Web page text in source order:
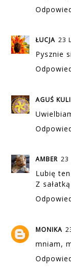
ŁUCJA 23
Pysznie
AGUŚ
AMBER 23
Lubię
Z
MONIKA
mniam,